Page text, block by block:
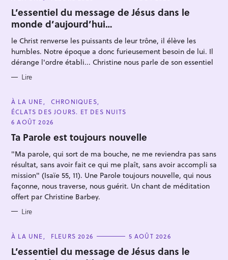
T
E
G
O
R
I
E
S
L’essentiel du message de Jésus dans le
monde d’aujourd’hui…
le Christ renverse les puissants de leur trône, il élève les
humbles. Notre époque a donc furieusement besoin de lui. Il
dérange l'ordre établi... Christine nous parle de son essentiel
Lire
C
A
T
E
G
O
R
E
À LA UNE
CHRONIQUES
ÉCLATS DES JOURS. ET DES NUITS
6 AOÛT 2026
Ta Parole est toujours nouvelle
"Ma parole, qui sort de ma bouche, ne me reviendra pas sans
résultat, sans avoir fait ce qui me plaît, sans avoir accompli sa
mission" (Isaïe 55, 11). Une Parole toujours nouvelle, qui nous
façonne, nous traverse, nous guérit. Un chant de méditation
offert par Christine Barbey.
Lire
C
T
E
À LA UNE FLEURS 2026 5 AOÛT 2026
L’essentiel du message de Jésus dans le